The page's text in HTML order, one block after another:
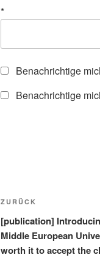
*
Benachrichtige
Benachrichtige
Vorheriger
Beitrag
ZURÜCK
[publication]
Middle European
worth it to accept the